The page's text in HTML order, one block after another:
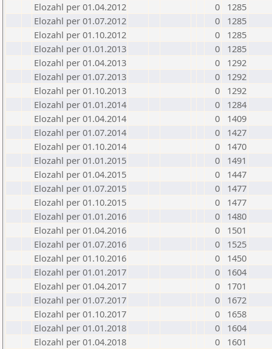
Elozahl per 01.04.2012
0
1285
Elozahl per 01.07.2012
0
1285
Elozahl per 01.10.2012
0
1285
Elozahl per 01.01.2013
0
1285
Elozahl per 01.04.2013
0
1292
Elozahl per 01.07.2013
0
1292
Elozahl per 01.10.2013
0
1292
Elozahl per 01.01.2014
0
1284
Elozahl per 01.04.2014
0
1409
Elozahl per 01.07.2014
0
1427
Elozahl per 01.10.2014
0
1470
Elozahl per 01.01.2015
0
1491
Elozahl per 01.04.2015
0
1447
Elozahl per 01.07.2015
0
1477
Elozahl per 01.10.2015
0
1477
Elozahl per 01.01.2016
0
1480
Elozahl per 01.04.2016
0
1501
Elozahl per 01.07.2016
0
1525
Elozahl per 01.10.2016
0
1450
Elozahl per 01.01.2017
0
1604
Elozahl per 01.04.2017
0
1701
Elozahl per 01.07.2017
0
1672
Elozahl per 01.10.2017
0
1658
Elozahl per 01.01.2018
0
1604
Elozahl per 01.04.2018
0
1601